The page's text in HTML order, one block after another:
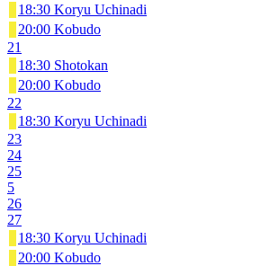
18:30 Koryu Uchinadi
20:00 Kobudo
21
18:30 Shotokan
20:00 Kobudo
22
18:30 Koryu Uchinadi
23
24
25
5
26
27
18:30 Koryu Uchinadi
20:00 Kobudo